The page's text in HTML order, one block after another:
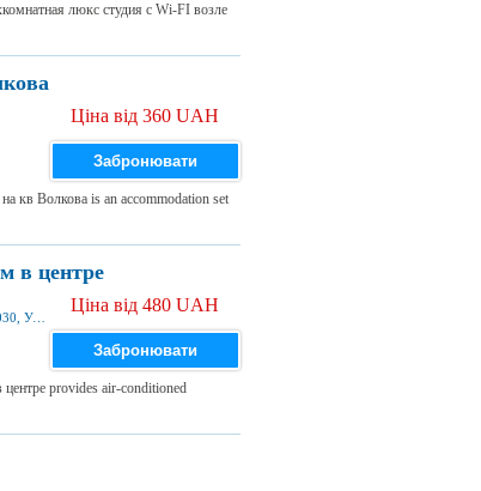
люкс студия с Wi-FI возле
Ціна від 360 UAH
Забронювати
кв Волкова is an accommodation set
в центре
Квартал Героев Бресткой Крепости 7а 36, Луганськ, 91030, Україна
Ціна від 480 UAH
Забронювати
provides air-conditioned